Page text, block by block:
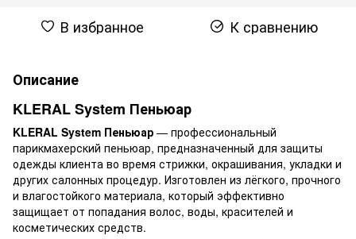
В избранное К сравнению
Описание
KLERAL System Пеньюар
KLERAL System Пеньюар — профессиональный
парикмахерский пеньюар, предназначенный для защиты
одежды клиента во время стрижки, окрашивания, укладки и
других салонных процедур. Изготовлен из лёгкого, прочного
и влагостойкого материала, который эффективно
защищает от попадания волос, воды, красителей и
косметических средств.